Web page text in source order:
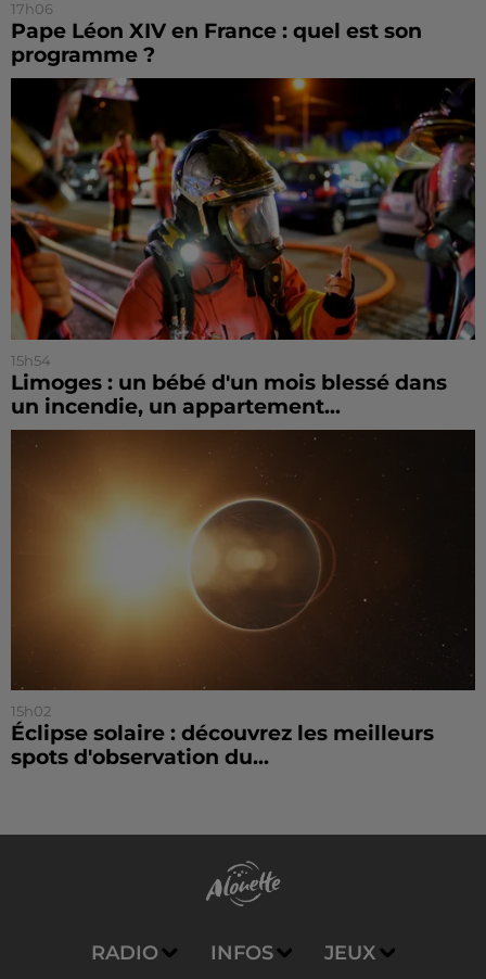
17h06
Pape Léon XIV en France : quel est son
programme ?
15h54
Limoges : un bébé d'un mois blessé dans
un incendie, un appartement...
15h02
Éclipse solaire : découvrez les meilleurs
spots d'observation du...
RADIO INFOS JEUX